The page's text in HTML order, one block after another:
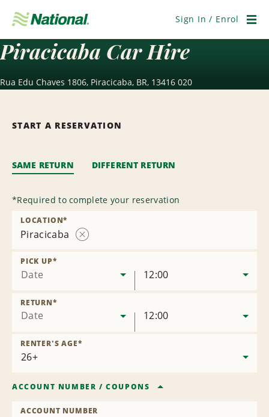
Navigation
Sign In / Enrol
Piracicaba Car Hire
Rua Edu Chaves 1806, Piracicaba, BR, 13416 020
START A RESERVATION
SAME RETURN DIFFERENT RETURN
*Required to complete your reservation
Piracicaba
LOCATION*
Date
PICK UP*
12:00
Date
RETURN*
12:00
RENTER'S AGE*
ACCOUNT NUMBER /COUPONS
ACCOUNT NUMBER